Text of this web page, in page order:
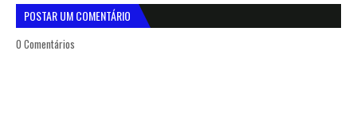
POSTAR UM COMENTÁRIO
0 Comentários